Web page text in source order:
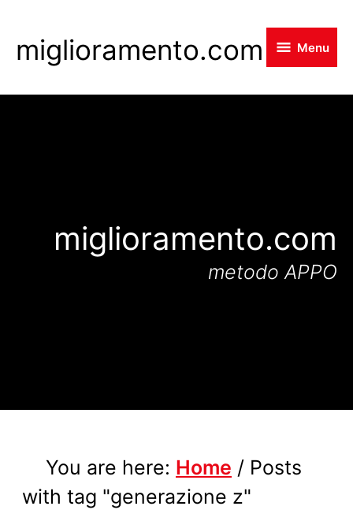
to
content
miglioramento.com Menu
miglioramento.com
metodo APPO
You are here: Home / Posts
with tag "generazione z"